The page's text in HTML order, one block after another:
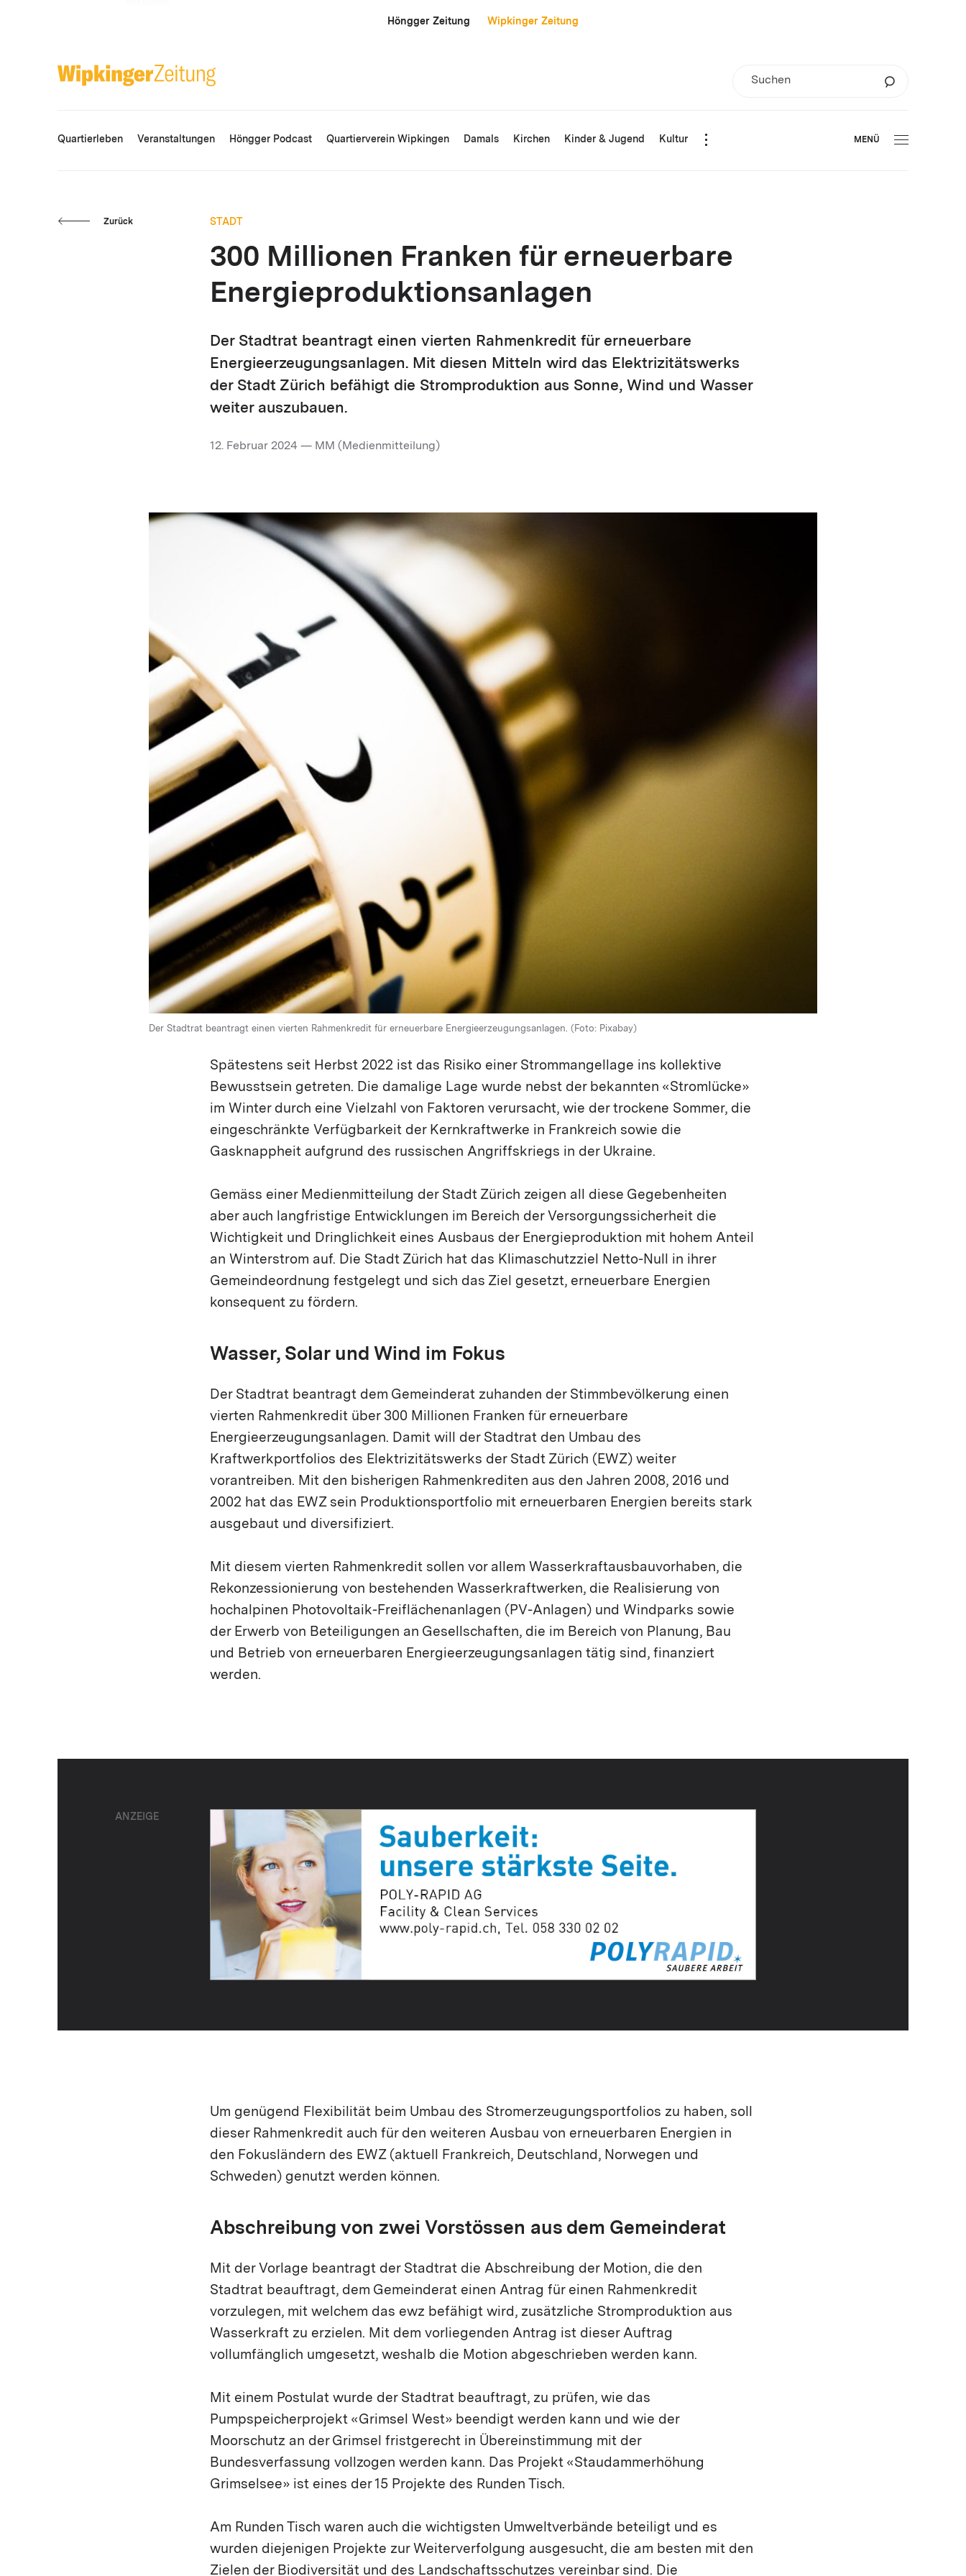
Höngger Zeitung Wipkinger Zeitung
Quartierleben Veranstaltungen Höngger Podcast Quartierverein Wipkingen Damals Kirchen Kinder & Jugend Kultur MENÜ
Zurück STADT
300 Millionen Franken für erneuerbare
Energieproduktionsanlagen
Der Stadtrat beantragt einen vierten Rahmenkredit für erneuerbare
Energieerzeugungsanlagen. Mit diesen Mitteln wird das Elektrizitätswerks
der Stadt Zürich befähigt die Stromproduktion aus Sonne, Wind und Wasser
weiter auszubauen.
12. Februar 2024 — MM (Medienmitteilung)
Der Stadtrat beantragt einen vierten Rahmenkredit für erneuerbare Energieerzeugungsanlagen. (Foto: Pixabay)
Spätestens seit Herbst 2022 ist das Risiko einer Strommangellage ins kollektive
Bewusstsein getreten. Die damalige Lage wurde nebst der bekannten «Stromlücke»
im Winter durch eine Vielzahl von Faktoren verursacht, wie der trockene Sommer, die
eingeschränkte Verfügbarkeit der Kernkraftwerke in Frankreich sowie die
Gasknappheit aufgrund des russischen Angriffskriegs in der Ukraine.
Gemäss einer Medienmitteilung der Stadt Zürich zeigen all diese Gegebenheiten
aber auch langfristige Entwicklungen im Bereich der Versorgungssicherheit die
Wichtigkeit und Dringlichkeit eines Ausbaus der Energieproduktion mit hohem Anteil
an Winterstrom auf. Die Stadt Zürich hat das Klimaschutzziel Netto-Null in ihrer
Gemeindeordnung festgelegt und sich das Ziel gesetzt, erneuerbare Energien
konsequent zu fördern.
Wasser, Solar und Wind im Fokus
Der Stadtrat beantragt dem Gemeinderat zuhanden der Stimmbevölkerung einen
vierten Rahmenkredit über 300 Millionen Franken für erneuerbare
Energieerzeugungsanlagen. Damit will der Stadtrat den Umbau des
Kraftwerkportfolios des Elektrizitätswerks der Stadt Zürich (EWZ) weiter
vorantreiben. Mit den bisherigen Rahmenkrediten aus den Jahren 2008, 2016 und
2002 hat das EWZ sein Produktionsportfolio mit erneuerbaren Energien bereits stark
ausgebaut und diversifiziert.
Mit diesem vierten Rahmenkredit sollen vor allem Wasserkraftausbauvorhaben, die
Rekonzessionierung von bestehenden Wasserkraftwerken, die Realisierung von
hochalpinen Photovoltaik-Freiflächenanlagen (PV-Anlagen) und Windparks sowie
der Erwerb von Beteiligungen an Gesellschaften, die im Bereich von Planung, Bau
und Betrieb von erneuerbaren Energieerzeugungsanlagen tätig sind, finanziert
werden.
ANZEIGE
Um genügend Flexibilität beim Umbau des Stromerzeugungsportfolios zu haben, soll
dieser Rahmenkredit auch für den weiteren Ausbau von erneuerbaren Energien in
den Fokusländern des EWZ (aktuell Frankreich, Deutschland, Norwegen und
Schweden) genutzt werden können.
Abschreibung von zwei Vorstössen aus dem Gemeinderat
Mit der Vorlage beantragt der Stadtrat die Abschreibung der Motion, die den
Stadtrat beauftragt, dem Gemeinderat einen Antrag für einen Rahmenkredit
vorzulegen, mit welchem das ewz befähigt wird, zusätzliche Stromproduktion aus
Wasserkraft zu erzielen. Mit dem vorliegenden Antrag ist dieser Auftrag
vollumfänglich umgesetzt, weshalb die Motion abgeschrieben werden kann.
Mit einem Postulat wurde der Stadtrat beauftragt, zu prüfen, wie das
Pumpspeicherprojekt «Grimsel West» beendigt werden kann und wie der
Moorschutz an der Grimsel fristgerecht in Übereinstimmung mit der
Bundesverfassung vollzogen werden kann. Das Projekt «Staudammerhöhung
Grimselsee» ist eines der 15 Projekte des Runden Tisch.
Am Runden Tisch waren auch die wichtigsten Umweltverbände beteiligt und es
wurden diejenigen Projekte zur Weiterverfolgung ausgesucht, die am besten mit den
Zielen der Biodiversität und des Landschaftsschutzes vereinbar sind. Die